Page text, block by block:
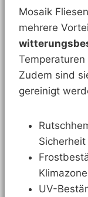
Mosaik
mehrere
Zudem sind
gereinigt
Sicherheit
UV-